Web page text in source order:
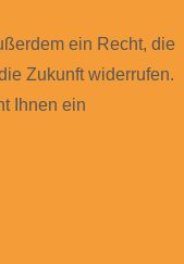
ein Recht, die
Zukunft widerrufen.
Ihnen ein